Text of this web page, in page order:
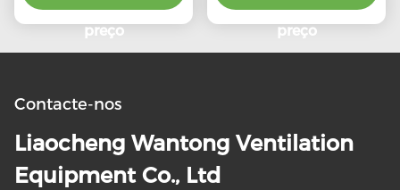
preço
eletricidade
preço
Contacte-nos
Liaocheng Wantong Ventilation
Equipment Co., Ltd